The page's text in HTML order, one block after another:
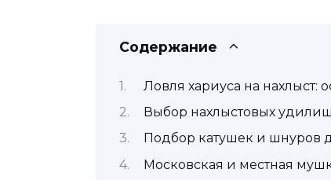
Содержание
Ловля хариуса на нахлыст:
Выбор нахлыстовых
Подбор катушек и шнуров
Московская и местная